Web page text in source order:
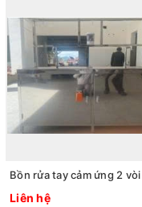
Bồn rửa tay cảm ứng 2 vòi
Liên hệ